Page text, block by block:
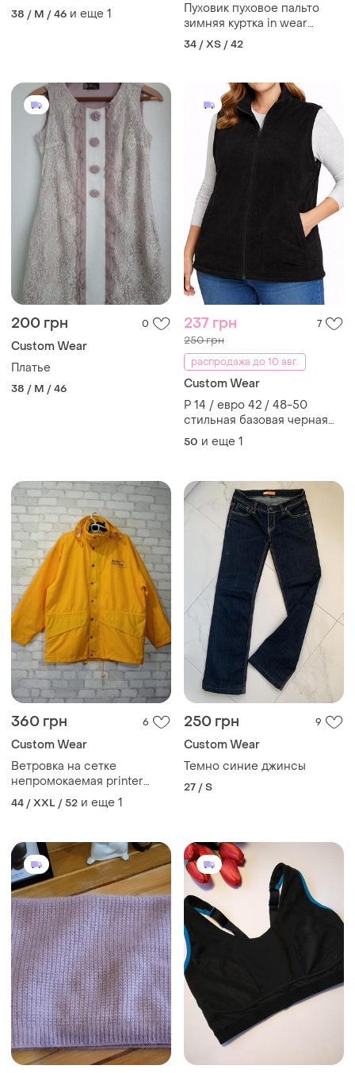
38 / M / 46 и еще 1
Пуховик пуховое пальто
зимняя куртка in wear
kadups ❄️ 34eur / xs
34 / XS / 42
200 грн 0
Сustom Wear
Платье
38 / M / 46
237 грн 7
250 грн
распродажа до 10 авг.
Сustom Wear
Р 14 / евро 42 / 48-50
стильная базовая черная
жилетка жилет безрукавка
флисовая на молнии print
50 и еще 1
360 грн 6
Сustom Wear
Ветровка на сетке
непромокаемая printer
active wear
44 / XXL / 52 и еще 1
250 грн 9
Сustom Wear
Темно синие джинсы
27 / S